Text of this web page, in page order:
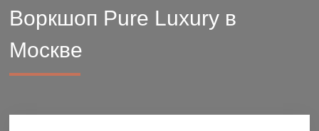
Воркшоп Pure Luxury в
Москве